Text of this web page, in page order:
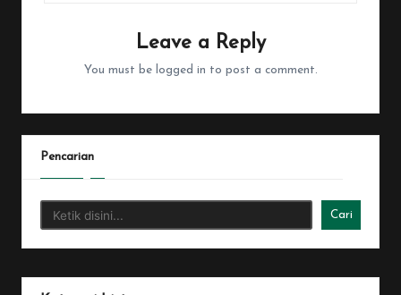
Leave a Reply
You must be logged in to post a comment.
Pencarian
Cari